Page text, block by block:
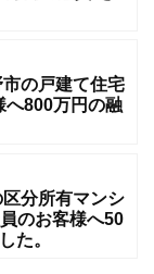
の戸建て住宅
へ800万円の融
分所有マンシ
のお客様へ50
た。